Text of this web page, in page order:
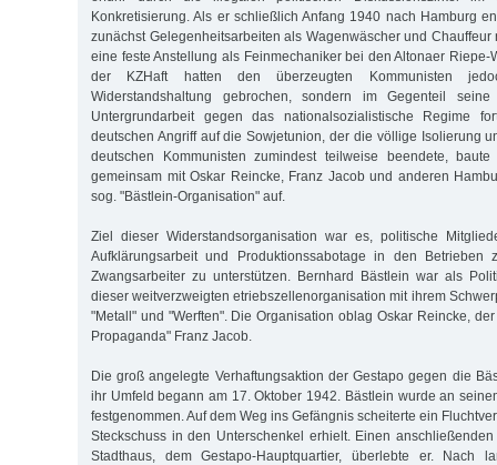
Konkretisierung. Als er schließlich Anfang 1940 nach Hamburg
zunächst Gelegenheitsarbeiten als Wagenwäscher und
eine feste Anstellung als Feinmechaniker bei den Altonaer Riepe-
der KZHaft hatten den überzeugten Kommunisten
Widerstandshaltung gebrochen, sondern im Gegenteil
Untergrundarbeit gegen das nationalsozialistische Regime
deutschen Angriff auf die Sowjetunion, der die völlige Isolierung
deutschen Kommunisten zumindest teilweise beendete,
gemeinsam mit Oskar Reincke, Franz Jacob und anderen
sog. "Bästlein-Organisation" auf.
Ziel dieser Widerstandsorganisation war es, politische
Aufklärungsarbeit und Produktionssabotage in den Betrieben
Zwangsarbeiter zu unterstützen. Bernhard Bästlein war als
dieser weitverzweigten etriebszellenorganisation mit ihrem
"Metall" und "Werften". Die Organisation oblag Oskar Reincke,
Propaganda" Franz Jacob.
Die groß angelegte Verhaftungsaktion der Gestapo gegen die
ihr Umfeld begann am 17. Oktober 1942. Bästlein wurde an
festgenommen. Auf dem Weg ins Gefängnis scheiterte ein
Steckschuss in den Unterschenkel erhielt. Einen
Stadthaus, dem Gestapo-Hauptquartier, überlebte er. Nach